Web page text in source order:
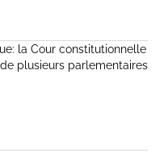
la Cour constitutionnelle
plusieurs parlementaires